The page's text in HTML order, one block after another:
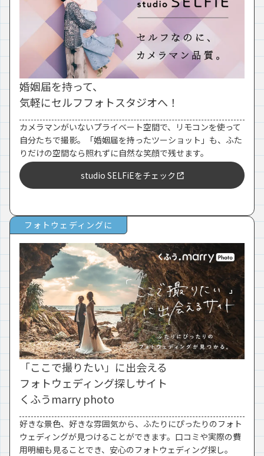
婚姻届を持って、
気軽にセルフフォトスタジオへ！
カメラマンがいないプライベート空間で、リモコンを使って
自分たちで撮影。「婚姻届を持ったツーショット」も、ふた
りだけの空間なら照れずに自然な笑顔で残せます。
studio SELFiEをチェック
フォトウェディングに
「ここで撮りたい」に出会える
フォトウェディング探しサイト
くふうmarry photo
好きな景色、好きな雰囲気から、ふたりにぴったりのフォト
ウェディングが見つけることができます。口コミや実際の費
用明細も見ることでき、安心のフォトウェディング探し。